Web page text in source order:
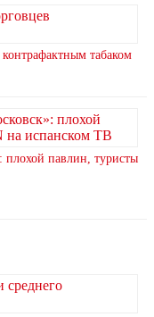
табаком
павлин, туристы